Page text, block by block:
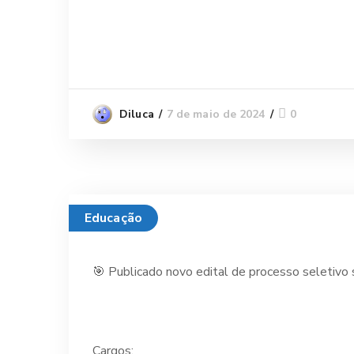
Diluca 7 de maio de 2024 0
Educação
🎯 Publicado novo edital de processo seletivo